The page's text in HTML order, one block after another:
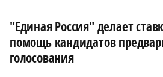
"Единая Россия" делает
помощь кандидатов
голосования